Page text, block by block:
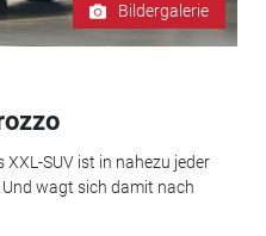
Bildergalerie
SUV ist in nahezu jeder
wagt sich damit nach